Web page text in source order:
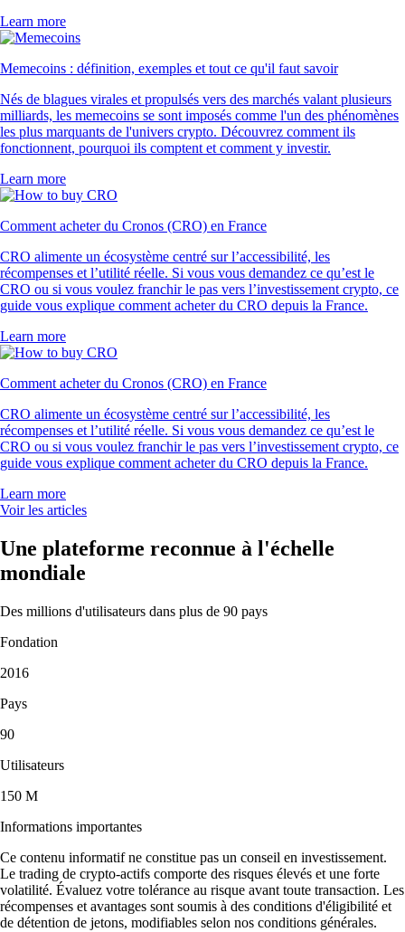
Learn more
Memecoins : définition, exemples et tout ce qu'il faut savoir
Nés de blagues virales et propulsés vers des marchés valant plusieurs
milliards, les memecoins se sont imposés comme l'un des phénomènes
les plus marquants de l'univers crypto. Découvrez comment ils
fonctionnent, pourquoi ils comptent et comment y investir.
Learn more
Comment acheter du Cronos (CRO) en France
CRO alimente un écosystème centré sur l’accessibilité, les
récompenses et l’utilité réelle. Si vous vous demandez ce qu’est le
CRO ou si vous voulez franchir le pas vers l’investissement crypto, ce
guide vous explique comment acheter du CRO depuis la France.
Learn more
Comment acheter du Cronos (CRO) en France
CRO alimente un écosystème centré sur l’accessibilité, les
récompenses et l’utilité réelle. Si vous vous demandez ce qu’est le
CRO ou si vous voulez franchir le pas vers l’investissement crypto, ce
guide vous explique comment acheter du CRO depuis la France.
Learn more
Voir les articles
Une plateforme reconnue à l'échelle
mondiale
Des millions d'utilisateurs dans plus de 90 pays
Fondation
2016
Pays
90
Utilisateurs
150 M
Informations importantes
Ce contenu informatif ne constitue pas un conseil en investissement.
Le trading de crypto-actifs comporte des risques élevés et une forte
volatilité. Évaluez votre tolérance au risque avant toute transaction. Les
récompenses et avantages sont soumis à des conditions d'éligibilité et
de détention de jetons, modifiables selon nos conditions générales.